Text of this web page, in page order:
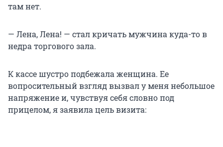
там нет.
— Лена, Лена! — стал кричать мужчина куда-то в
недра торгового зала.
К кассе шустро подбежала женщина. Ее
вопросительный взгляд вызвал у меня небольшое
напряжение и, чувствуя себя словно под
прицелом, я заявила цель визита: